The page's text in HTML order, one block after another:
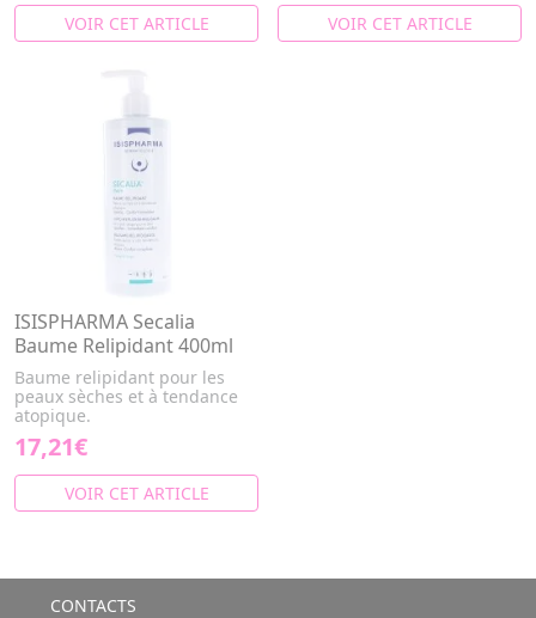
VOIR CET ARTICLE VOIR CET ARTICLE
ISISPHARMA Secalia
Baume Relipidant 400ml
Baume relipidant pour les
peaux sèches et à tendance
atopique.
17,21€
VOIR CET ARTICLE
CONTACTS